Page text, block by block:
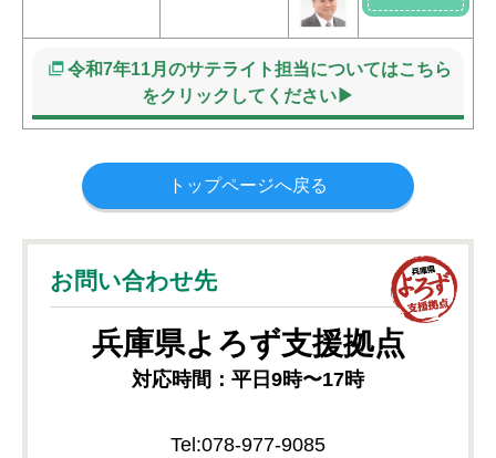
令和7年11月のサテライト担当についてはこちら
をクリックしてください▶
トップページへ戻る
お問い合わせ先
兵庫県よろず支援拠点
対応時間：平日9時〜17時
Tel:078-977-9085